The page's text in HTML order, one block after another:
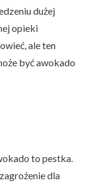
dużej
opieki
ale ten
być awokado
to pestka.
dla